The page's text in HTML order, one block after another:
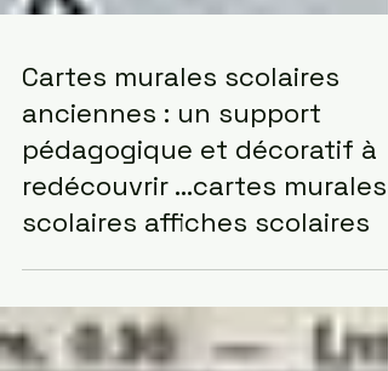
Cartes murales scolaires
anciennes : un support
pédagogique et décoratif à
redécouvrir …cartes murales
scolaires affiches scolaires